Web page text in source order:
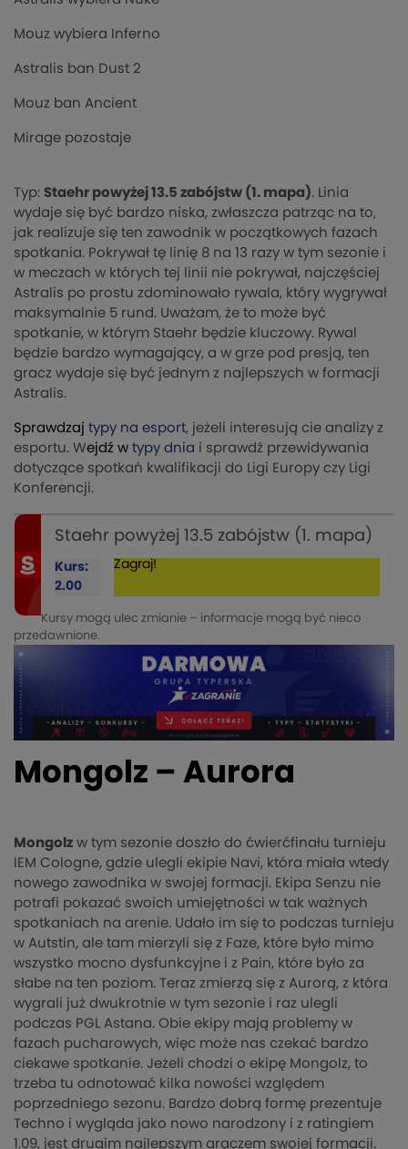
Mouz wybiera Inferno
Astralis ban Dust 2
Mouz ban Ancient
Mirage pozostaje
Typ: Staehr powyżej 13.5 zabójstw (1. mapa). Linia
wydaje się być bardzo niska, zwłaszcza patrząc na to,
jak realizuje się ten zawodnik w początkowych fazach
spotkania. Pokrywał tę linię 8 na 13 razy w tym sezonie i
w meczach w których tej linii nie pokrywał, najczęściej
Astralis po prostu zdominowało rywala, który wygrywał
maksymalnie 5 rund. Uważam, że to może być
spotkanie, w którym Staehr będzie kluczowy. Rywal
będzie bardzo wymagający, a w grze pod presją, ten
gracz wydaje się być jednym z najlepszych w formacji
Astralis.
Sprawdzaj typy na esport, jeżeli interesują cie analizy z
esportu. Wejdź w typy dnia i sprawdź przewidywania
dotyczące spotkań kwalifikacji do Ligi Europy czy Ligi
Konferencji.
Staehr powyżej 13.5 zabójstw (1. mapa)
Kurs:
2.00
Zagraj!
Kursy mogą ulec zmianie – informacje mogą być nieco
przedawnione.
Mongolz – Aurora
Mongolz w tym sezonie doszło do ćwierćfinału turnieju
IEM Cologne, gdzie ulegli ekipie Navi, która miała wtedy
nowego zawodnika w swojej formacji. Ekipa Senzu nie
potrafi pokazać swoich umiejętności w tak ważnych
spotkaniach na arenie. Udało im się to podczas turnieju
w Autstin, ale tam mierzyli się z Faze, które było mimo
wszystko mocno dysfunkcyjne i z Pain, które było za
słabe na ten poziom. Teraz zmierzą się z Aurorą, z która
wygrali już dwukrotnie w tym sezonie i raz ulegli
podczas PGL Astana. Obie ekipy mają problemy w
fazach pucharowych, więc może nas czekać bardzo
ciekawe spotkanie. Jeżeli chodzi o ekipę Mongolz, to
trzeba tu odnotować kilka nowości względem
poprzedniego sezonu. Bardzo dobrą formę prezentuje
Techno i wygląda jako nowo narodzony i z ratingiem
1.09, jest drugim najlepszym graczem swojej formacji.